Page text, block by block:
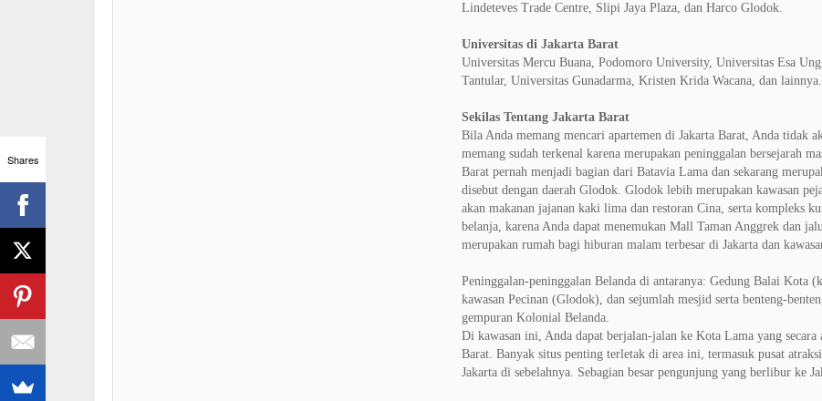
Lindeteves Trade Centre, Slipi Jaya Plaza, dan Harco Glodok.
Universitas di Jakarta Barat
Universitas Mercu Buana, Podomoro University, Universitas Esa
Tantular, Universitas Gunadarma, Kristen Krida Wacana, dan lainnya.
Sekilas Tentang Jakarta Barat
Bila Anda memang mencari apartemen di Jakarta Barat, Anda tidak
memang sudah terkenal karena merupakan peninggalan bersejarah
Barat pernah menjadi bagian dari Batavia Lama dan sekarang
disebut dengan daerah Glodok. Glodok lebih merupakan kawasan
akan makanan jajanan kaki lima dan restoran Cina, serta kompleks
belanja, karena Anda dapat menemukan Mall Taman Anggrek dan
merupakan rumah bagi hiburan malam terbesar di Jakarta dan
Peninggalan-peninggalan Belanda di antaranya: Gedung Balai Kota
kawasan Pecinan (Glodok), dan sejumlah mesjid serta benteng-
gempuran Kolonial Belanda.
Di kawasan ini, Anda dapat berjalan-jalan ke Kota Lama yang
Barat. Banyak situs penting terletak di area ini, termasuk pusat
Jakarta di sebelahnya. Sebagian besar pengunjung yang berlibur ke
Shares